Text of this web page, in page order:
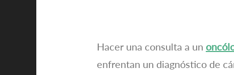
Hacer una consulta a un
enfrentan un diagnóstico de